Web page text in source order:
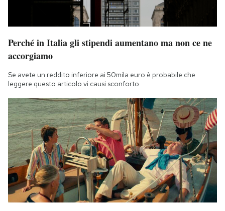
Perché in Italia gli stipendi aumentano ma non ce ne
accorgiamo
Se avete un reddito inferiore ai 50mila euro è probabile che
leggere questo articolo vi causi sconforto